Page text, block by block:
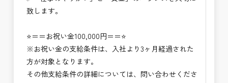
致します。
⭐＝＝お祝い金100,000円＝＝⭐
※お祝い金の支給条件は、入社より3ヶ月経過された
方が対象となります。
その他支給条件の詳細については、問い合わせくださ